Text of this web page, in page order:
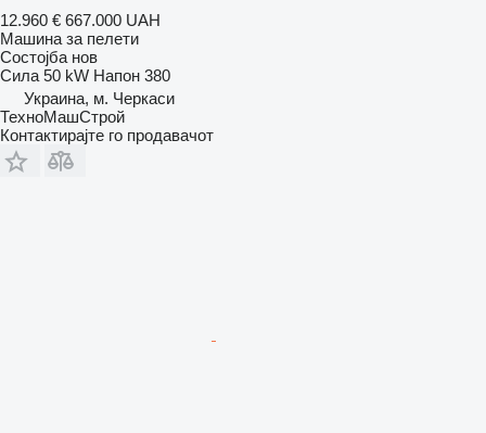
12.960 € 667.000 UAH
Машина за пелети
Состојба нов
Сила 50 kW Напон 380
Украина, м. Черкаси
ТехноМашСтрой
Контактирајте го продавачот